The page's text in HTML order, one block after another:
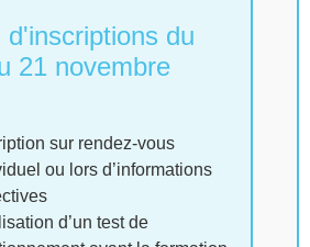
d'inscriptions du
21 novembre
sur rendez-vous
ou lors d’informations
d’un test de